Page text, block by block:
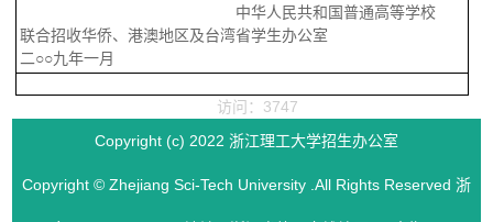
中华人民共和国普通高等学校
联合招收华侨、港澳地区及台湾省学生办公室
二○○九年一月
访问：3747
Copyright (c) 2022 浙江理工大学招生办公室
Copyright © Zhejiang Sci-Tech University .All Rights Reserved 浙